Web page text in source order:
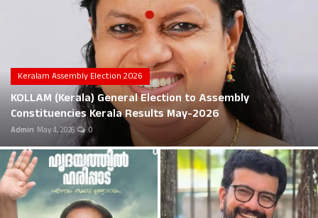
Career
Education
Business
Local News
Earn Money
Keralam Assembly Election 2026
KOLLAM (Kerala) General Election to Assembly
Constituencies Kerala Results May-2026
Admin May 4, 2026 0